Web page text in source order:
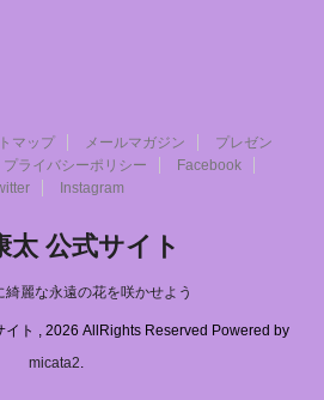
マップ メールマガジン
プレゼン
プライバシーポリシー
Facebook
Instagram
太 公式サイト
綺麗な永遠の花を咲かせよう
ト , 2026 AllRights Reserved Powered by
micata2.